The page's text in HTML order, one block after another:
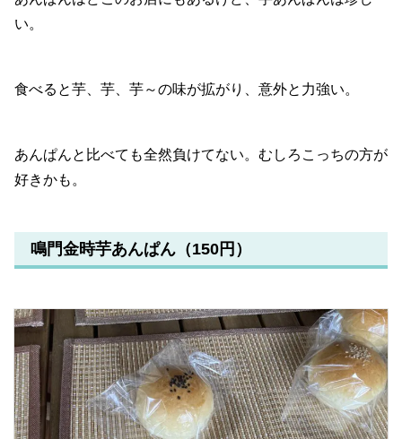
い。
食べると芋、芋、芋～の味が拡がり、意外と力強い。
あんぱんと比べても全然負けてない。むしろこっちの方が
好きかも。
鳴門金時芋あんぱん（150円）